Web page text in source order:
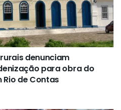
denunciam
para obra do
de Contas